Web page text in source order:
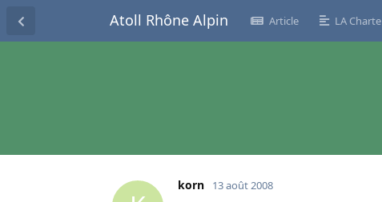
Atoll Rhône Alpin Article LA Charte
korn 13 août 2008